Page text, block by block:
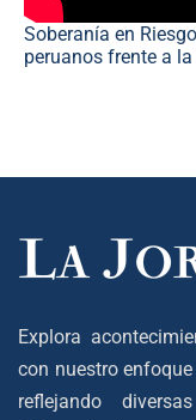
Soberanía en
peruanos frente a
Explora
con nuestro
reflejando